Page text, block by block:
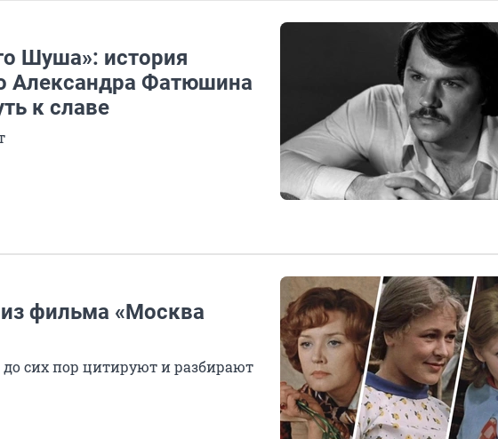
Шуша»: история
Александра Фатюшина
к славе
фильма «Москва
сих пор цитируют и разбирают